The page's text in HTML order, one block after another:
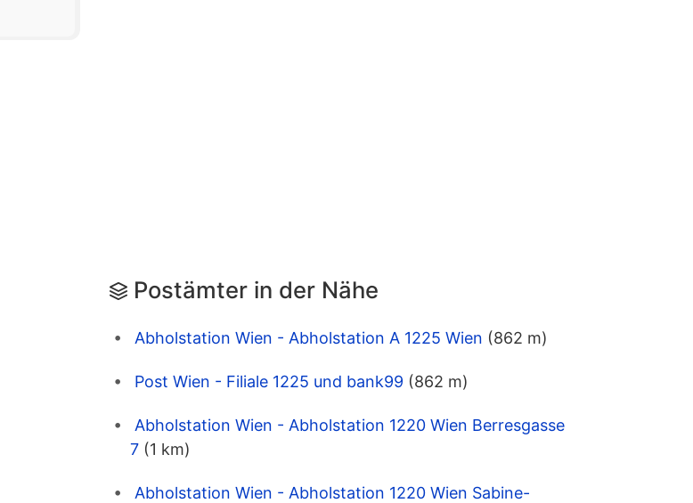
Postämter in der Nähe
Abholstation Wien - Abholstation A 1225 Wien (862 m)
Post Wien - Filiale 1225 und bank99 (862 m)
Abholstation Wien - Abholstation 1220 Wien Berresgasse
7 (1 km)
Abholstation Wien - Abholstation 1220 Wien Sabine-